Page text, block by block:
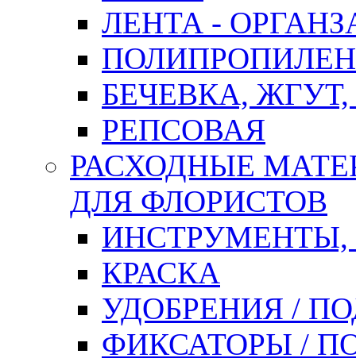
ЛЕНТА -
БЕЧЕВКА,
РЕПСОВАЯ
РАСХОДНЫЕ
ДЛЯ ФЛОРИСТОВ
ИНСТРУМЕНТЫ,
КРАСКА
УДОБРЕНИЯ /
ФИКСАТОРЫ /